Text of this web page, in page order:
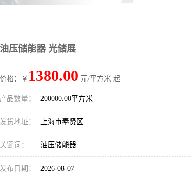
油压储能器 光储展
价格：￥ 1380.00 元/平方米 起
产品数量： 200000.00平方米
发货地址： 上海市奉贤区
关键词： 油压储能器
发布日期： 2026-08-07